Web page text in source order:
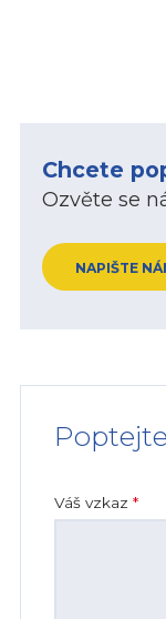
Chcete
Ozvěte se
NAPIŠTE
Váš vzkaz *